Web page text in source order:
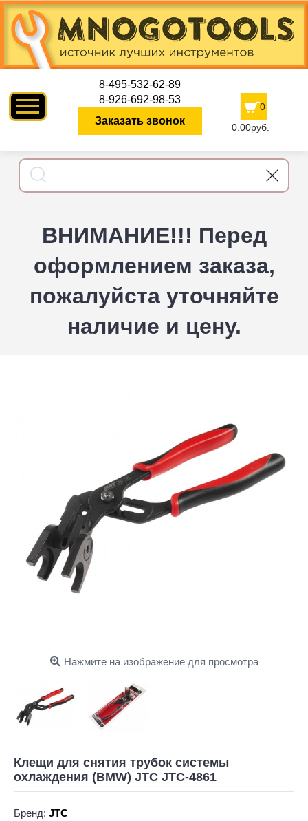
8-495-532-62-89
8-926-692-98-53
Заказать звонок
0
0.00руб.
ВНИМАНИЕ!!! Перед
оформлением заказа,
пожалуйста уточняйте
наличие и цену.
Нажмите на изображение для просмотра
Клещи для снятия трубок системы
охлаждения (BMW) JTC JTC-4861
Бренд: JTC